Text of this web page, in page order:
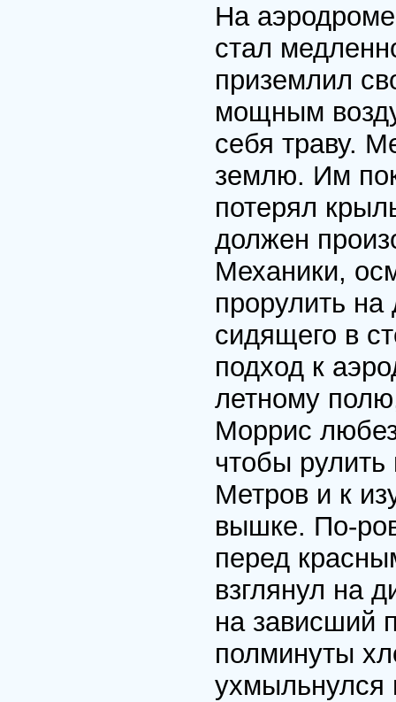
На
стал
приземлил
мощным
себя траву.
землю. Им
потерял
должен
Механики,
прорулить
сидящего в
подход к
летному
Моррис
чтобы
Метров и к
вышке. По-
перед
взглянул на
на зависший
полминуты
ухмыльнулся